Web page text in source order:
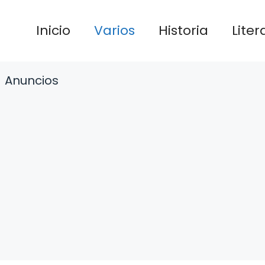
Inicio Varios Historia
Anuncios